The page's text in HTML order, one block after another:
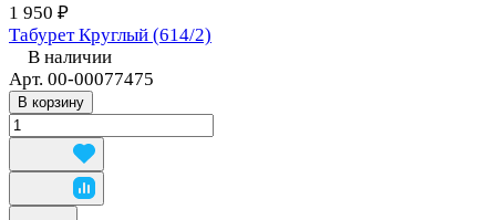
1 950 ₽
Табурет Круглый (614/2)
В наличии
Арт. 00-00077475
В корзину